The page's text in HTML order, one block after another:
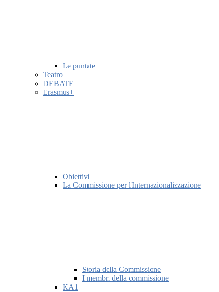
Le puntate
Teatro
DEBATE
Erasmus+
Obiettivi
La Commissione per l'Internazionalizzazione
Storia della Commissione
I membri della commissione
KA1